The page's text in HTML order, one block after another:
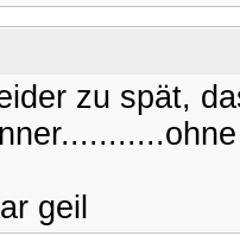
zu spät,
geil